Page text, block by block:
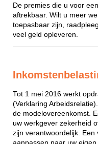
De premies die u voor
aftrekbaar. Wilt u meer
toepasbaar zijn,
veel geld opleveren.
Tot 1 mei 2016 werkt
(Verklaring
de modelovereenkomst.
uw werkgever zekerheid
zijn verantwoordelijk.